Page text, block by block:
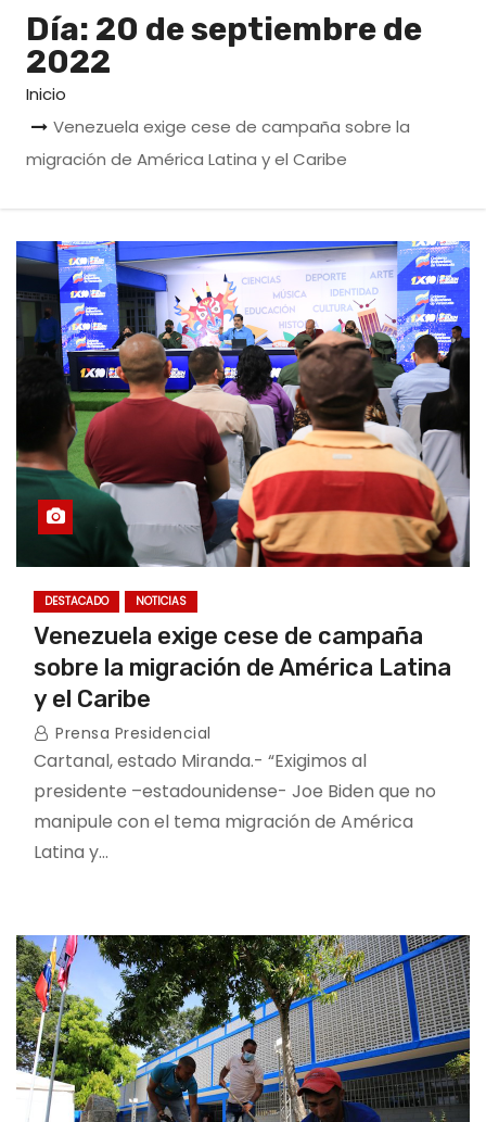
Día: 20 de septiembre de
2022
Inicio
Venezuela exige cese de campaña sobre la
migración de América Latina y el Caribe
DESTACADO NOTICIAS
Venezuela exige cese de campaña
sobre la migración de América Latina
y el Caribe
Prensa Presidencial
Cartanal, estado Miranda.- “Exigimos al
presidente –estadounidense- Joe Biden que no
manipule con el tema migración de América
Latina y…